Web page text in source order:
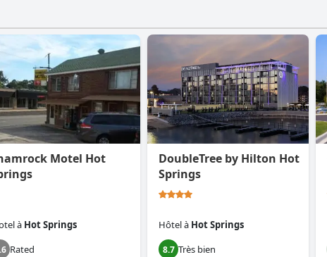
Motel Hot
à Hot Springs
Rated
DoubleTree by Hilton Hot
Springs
Hôtelà Hot Springs
8.7 Très bien